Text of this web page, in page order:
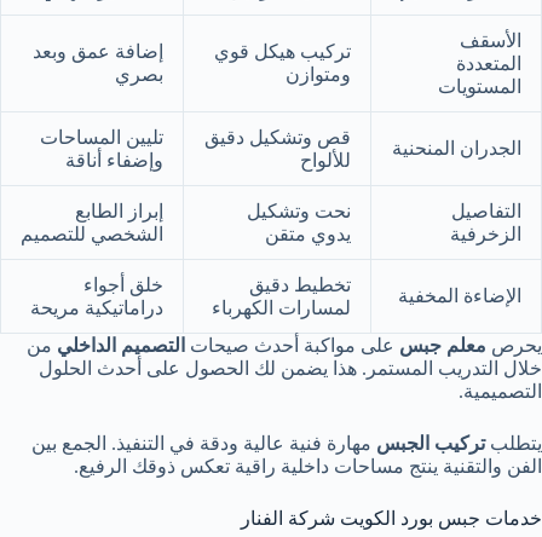
الأسقف
المتعددة
المستويات
تركيب هيكل قوي
ومتوازن
إضافة عمق وبعد
بصري
الجدران المنحنية
قص وتشكيل دقيق
للألواح
تليين المساحات
وإضفاء أناقة
التفاصيل
الزخرفية
نحت وتشكيل
يدوي متقن
إبراز الطابع
الشخصي للتصميم
الإضاءة المخفية
تخطيط دقيق
لمسارات الكهرباء
خلق أجواء
دراماتيكية مريحة
يحرص معلم جبس على مواكبة أحدث صيحات التصميم الداخلي من
خلال التدريب المستمر. هذا يضمن لك الحصول على أحدث الحلول
التصميمية.
يتطلبتركيب الجبس مهارة فنية عالية ودقة في التنفيذ. الجمع بين
الفن والتقنية ينتج مساحات داخلية راقية تعكس ذوقك الرفيع.
خدمات جبس بورد الكويت شركة الفنار